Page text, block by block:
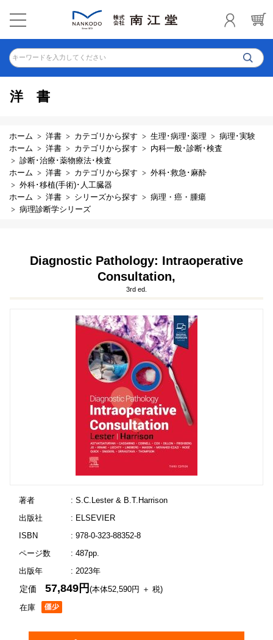
キーワードを入力してください
洋書
ホーム 洋書 カテゴリから探す 生理･病理･薬理
病理･実験
ホーム
洋書 カテゴリから探す
内科一般･診断･検査
診断･治療･薬物療法･検査
ホーム
洋書 カテゴリから探す
外科･救急･麻酔
外科･移植(手術)･人工臓器
ホーム
洋書 シリーズから探す
病理・癌・腫瘍
病理診断学シリーズ
Diagnostic Pathology: Intraoperative
Consultation,
3rd ed.
著者
: S.C.Lester & B.T.Harrison
出版社
: ELSEVIER
ISBN
: 978-0-323-88352-8
ページ数
: 487pp.
出版年
: 2023年
在庫
定価57,849円(本体52,590円 ＋ 税)